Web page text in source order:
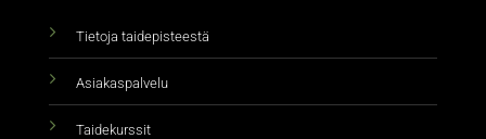
Tietoja taidepisteestä
Asiakaspalvelu
Taidekurssit